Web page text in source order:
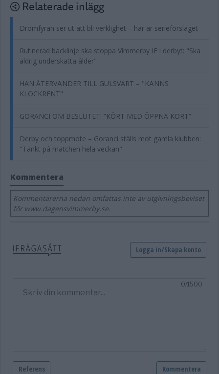
Relaterade inlägg
Drömfyran ser ut att bli verklighet – här är serieförslaget
Rutinerad backlinje ska stoppa Vimmerby IF i derbyt: "Ska
aldrig underskatta ålder"
HAN ÅTERVÄNDER TILL GULSVART – "KÄNNS
KLOCKRENT"
GORANCI OM BESLUTET: ”KÖRT MED ÖPPNA KORT”
Derby och toppmöte – Goranci ställs mot gamla klubben:
"Tänkt på matchen hela veckan"
Kommentera
Kommentarerna nedan omfattas inte av utgivningsbeviset
för www.dagensvimmerby.se.